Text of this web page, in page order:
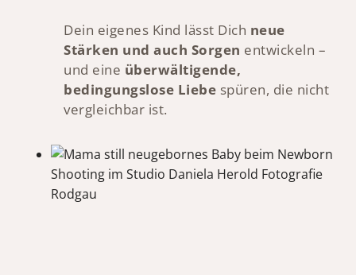
Dein eigenes Kind lässt Dich neue
Stärken und auch Sorgen entwickeln –
und eine überwältigende,
bedingungslose Liebe spüren, die nicht
vergleichbar ist.